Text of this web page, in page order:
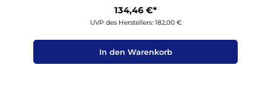
134,46 €*
UVP des Herstellers: 182,00 €
In den Warenkorb